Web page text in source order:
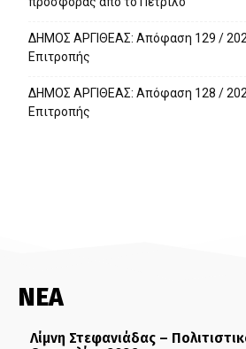
ΔΗΜΟΣ ΑΡΓΙΘΕΑΣ: Απόφαση 129 /
Επιτροπής
ΔΗΜΟΣ ΑΡΓΙΘΕΑΣ: Απόφαση 128 /
Επιτροπής
ΝΕΑ
Λίμνη Στεφανιάδας –